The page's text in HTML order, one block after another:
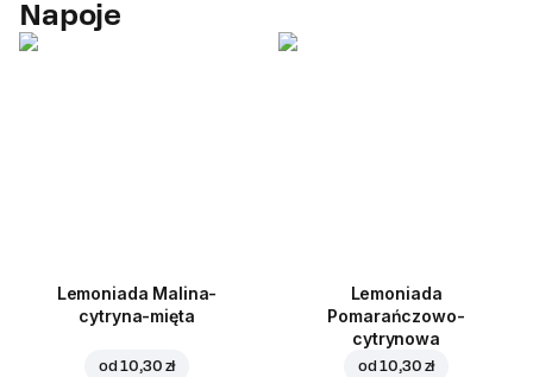
Napoje
Lemoniada Malina-
cytryna-mięta
od10,30 zł
Lemoniada
Pomarańczowo-
cytrynowa
od10,30 zł